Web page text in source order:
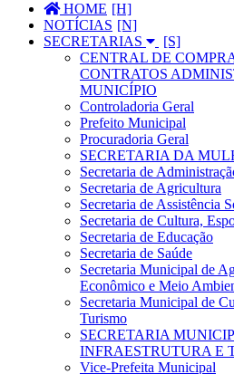
HOME
NOTÍCIAS
SECRETARIAS
CENTRAL DE
CONTRATOS
MUNICÍPIO
Controladoria Geral
Prefeito Municipal
Procuradoria Geral
SECRETARIA DA
Secretaria de
Secretaria de Agricultura
Secretaria de Assistência
Secretaria de Cultura,
Secretaria de Educação
Secretaria de Saúde
Secretaria Municipal de
Econômico e Meio
Secretaria Municipal de
Turismo
SECRETARIA
INFRAESTRUTURA E
Vice-Prefeita Municipal